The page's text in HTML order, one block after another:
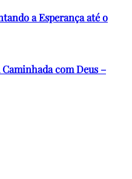
a Esperança até o
com Deus –